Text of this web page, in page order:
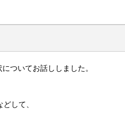
ついてお話ししました。
して、